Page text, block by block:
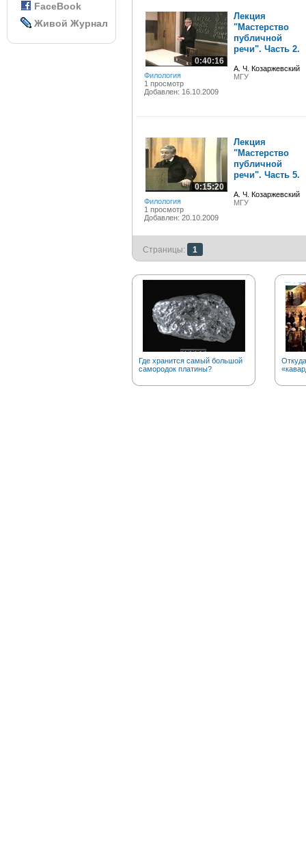
FaceBook
Живой Журнал
0:40:16
Филология
1 просмотр
Добавлен: 16.10.2009
Лекция
"Мастерство
публичной
речи". Часть 2.
А. Ч. Козаржевский
МГУ
0:15:20
Филология
1 просмотр
Добавлен: 20.10.2009
Лекция
"Мастерство
публичной
речи". Часть 5.
А. Ч. Козаржевский
МГУ
Страницы: 1
Где хранится самый большой
самородок платины?